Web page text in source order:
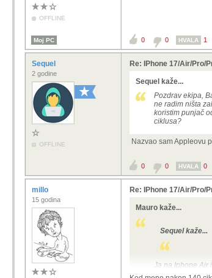
OFFLINE
Moj PC 0 0 HVALA 1
Sequel
2 godine
OFFLINE
Re: IPhone 17/Air/Pro/
Sequel kaže...
Pozdrav ekipa,
ne radim ništa
koristim punjač
ciklusa?
Nazvao sam Appleovu
0 0 HVALA 0
millo
15 godina
Re: IPhone 17/Air/Pro/
Mauro kaže...
Sequel kaže...
Ja na Iphone Air